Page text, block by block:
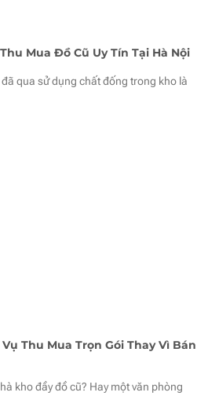
Mua Đồ Cũ Uy Tín Tại Hà Nội
qua sử dụng chất đống trong kho là
Thu Mua Trọn Gói Thay Vì Bán
kho đầy đồ cũ? Hay một văn phòng